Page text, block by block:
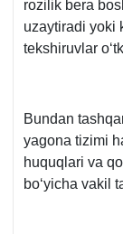
rozilik bera
uzaytiradi yoki
tekshiruvlar
Bundan
yagona tizimi
huquqlari va
boʻyicha vakil